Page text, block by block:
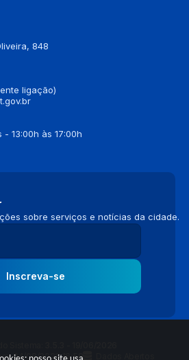
848
ligação)
- 13:00h às 17:00h
sobre serviços e notícias da cidade.
Inscreva-se
04/08/2026 16:58